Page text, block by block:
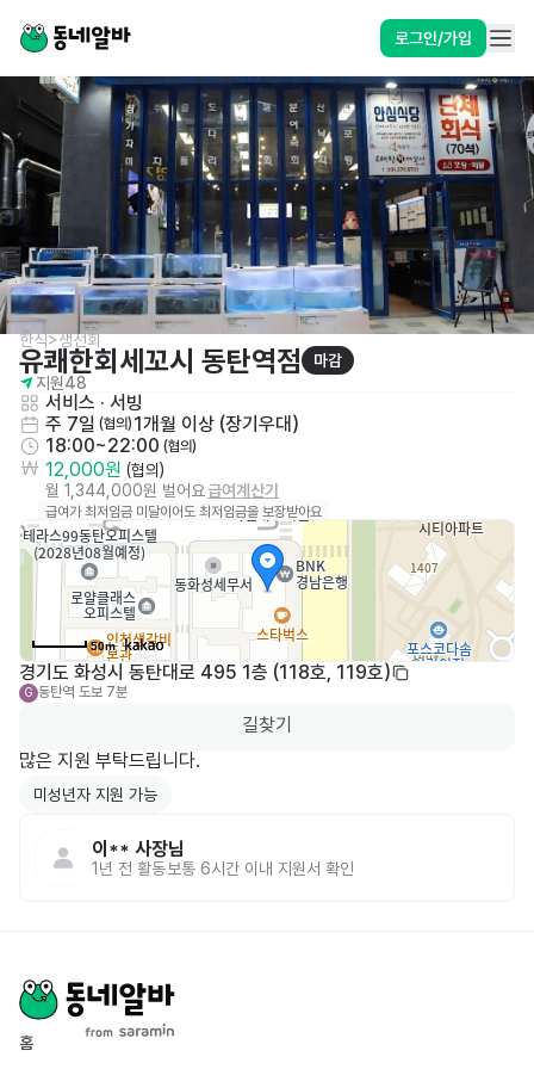
로그인/가입
한식>생선회
유쾌한회세꼬시 동탄역점
마감
지원48
서비스 · 서빙
주 7일 (협의) 1개월 이상 (장기우대)
18:00~22:00 (협의)
12,000원 (협의)
월 1,344,000원 벌어요급여계산기
급여가 최저임금 미달이어도 최저임금을 보장받아요
50m
경기도 화성시 동탄대로 495 1층 (118호, 119호)
G 동탄역 도보 7분
길찾기
많은 지원 부탁드립니다.
미성년자 지원 가능
이** 사장님
1년 전 활동보통 6시간 이내 지원서 확인
홈